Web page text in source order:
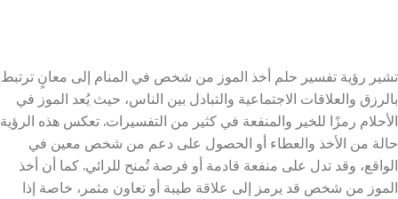
تشير رؤية تفسير حلم أخذ الموز من شخص في المنام إلى معانٍ ترتبط
بالرزق والعلاقات الاجتماعية والتبادل بين الناس، حيث يُعد الموز في
الأحلام رمزًا للخير والمنفعة في كثير من التفسيرات. تعكس هذه الرؤية
حالة من الأخذ والعطاء أو الحصول على دعم من شخص معين في
الواقع، وقد تدل على منفعة قادمة أو فرصة تُمنح للرائي. كما أن أخذ
الموز من شخص قد يرمز إلى علاقة طيبة أو تعاون مثمر، خاصة إذا